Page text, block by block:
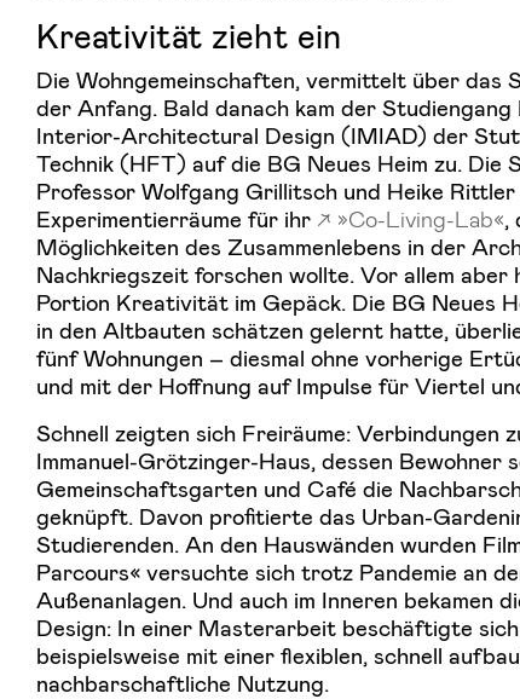
Kreativität zieht ein
Die Wohngemeinschaften, vermittelt über das
der Anfang. Bald danach kam der
Interior-Architectural Design (IMIAD) der
Technik (HFT) auf die BG Neues Heim zu. Die
Professor Wolfgang Grillitsch und Heike
Experimentierräume für ihr
»Co-Living-Lab«,
Möglichkeiten des Zusammenlebens in der
Nachkriegszeit forschen wollte. Vor allem aber
Portion Kreativität im Gepäck. Die BG Neues
in den Altbauten schätzen gelernt hatte,
fünf Wohnungen – diesmal ohne vorherige
und mit der Hoffnung auf Impulse für Viertel
Schnell zeigten sich Freiräume: Verbindungen
Immanuel-Grötzinger-Haus, dessen Bewohner
Gemeinschaftsgarten und Café die
geknüpft. Davon profitierte das Urban-
Studierenden. An den Hauswänden wurden
Parcours« versuchte sich trotz Pandemie an
Außenanlagen. Und auch im Inneren bekamen
Design: In einer Masterarbeit beschäftigte
beispielsweise mit einer flexiblen, schnell
nachbarschaftliche Nutzung.